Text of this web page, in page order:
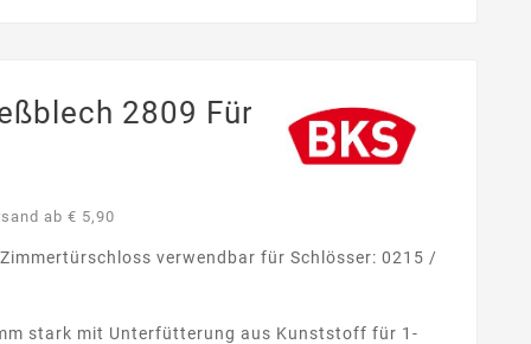
2809 Für
ab € 5,90
verwendbar für Schlösser: 0215 /
stark mit Unterfütterung aus Kunststoff für 1-